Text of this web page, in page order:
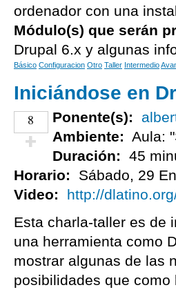
ordenador con una
Módulo(s) que serán
Drupal 6.x y algunas
Básico Configuracion Otro Taller Intermedio
Iniciándose en
8
¡Vota positivo!
Ponente(s):
Ambiente: Aula:
Duración:
45
Horario:
Sábado, 29
Video:
http://
Esta charla-taller es de
una herramienta como
mostrar algunas de las
posibilidades que